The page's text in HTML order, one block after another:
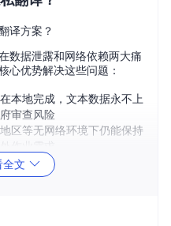
译方案？
数据泄露和网络依赖两大痛
心优势解决这些问题：
本地完成，文本数据永不上
审查风险
区等无网络环境下仍能保持
作业需求
型的完全控制权，可根据需
全文